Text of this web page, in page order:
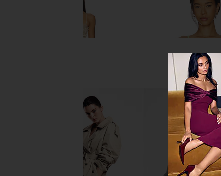
LIONESS Angelic Mini Dress in Ivory Maaji Sundazed Bari